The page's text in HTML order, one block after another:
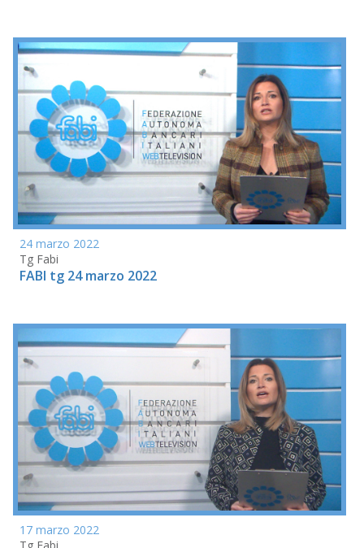
24 marzo 2022
Tg Fabi
FABI tg 24 marzo 2022
17 marzo 2022